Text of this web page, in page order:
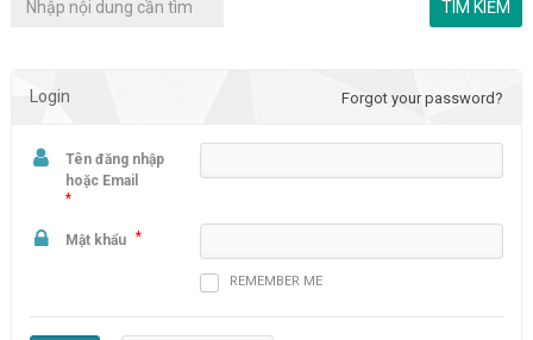
Login Forgot your password?
Tên đăng nhập
hoặc Email
*
Mật khẩu *
REMEMBER ME